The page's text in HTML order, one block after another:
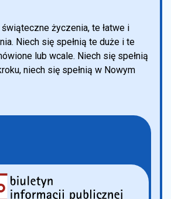
życzenia, te łatwe i
Niech się spełnią te duże i te
lub wcale. Niech się spełnią
niech się spełnią w Nowym